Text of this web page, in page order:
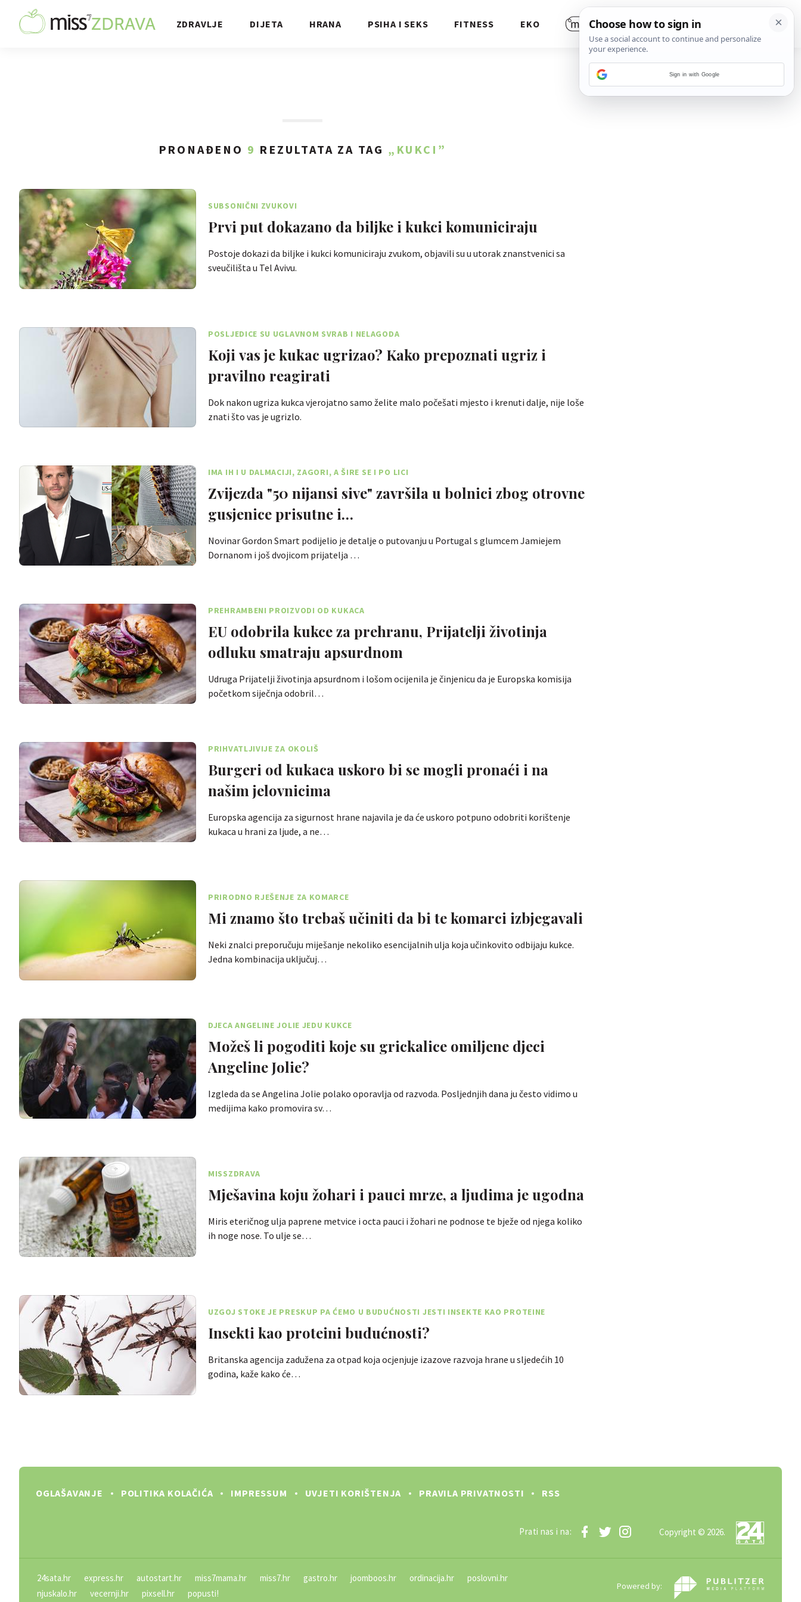
ZDRAVLJE DIJETA HRANA PSIHA I SEKS FITNESS EKO
PRONAĐENO 9 REZULTATA ZA TAG „KUKCI”
SUBSONIČNI ZVUKOVI
Prvi put dokazano da biljke i kukci komuniciraju
Postoje dokazi da biljke i kukci komuniciraju zvukom, objavili su u utorak znanstvenici sa
sveučilišta u Tel Avivu.
POSLJEDICE SU UGLAVNOM SVRAB I NELAGODA
Koji vas je kukac ugrizao? Kako prepoznati ugriz i
pravilno reagirati
Dok nakon ugriza kukca vjerojatno samo želite malo počešati mjesto i krenuti dalje, nije loše
znati što vas je ugrizlo.
IMA IH I U DALMACIJI, ZAGORI, A ŠIRE SE I PO LICI
Zvijezda "50 nijansi sive" završila u bolnici zbog otrovne
gusjenice prisutne i…
Novinar Gordon Smart podijelio je detalje o putovanju u Portugal s glumcem Jamiejem
Dornanom i još dvojicom prijatelja …
PREHRAMBENI PROIZVODI OD KUKACA
EU odobrila kukce za prehranu, Prijatelji životinja
odluku smatraju apsurdnom
Udruga Prijatelji životinja apsurdnom i lošom ocijenila je činjenicu da je Europska komisija
početkom siječnja odobril…
PRIHVATLJIVIJE ZA OKOLIŠ
Burgeri od kukaca uskoro bi se mogli pronaći i na
našim jelovnicima
Europska agencija za sigurnost hrane najavila je da će uskoro potpuno odobriti korištenje
kukaca u hrani za ljude, a ne…
PRIRODNO RJEŠENJE ZA KOMARCE
Mi znamo što trebaš učiniti da bi te komarci izbjegavali
Neki znalci preporučuju miješanje nekoliko esencijalnih ulja koja učinkovito odbijaju kukce.
Jedna kombinacija uključuj…
DJECA ANGELINE JOLIE JEDU KUKCE
Možeš li pogoditi koje su grickalice omiljene djeci
Angeline Jolie?
Izgleda da se Angelina Jolie polako oporavlja od razvoda. Posljednjih dana ju često vidimo u
medijima kako promovira sv…
MISSZDRAVA
Mješavina koju žohari i pauci mrze, a ljudima je ugodna
Miris eteričnog ulja paprene metvice i octa pauci i žohari ne podnose te bježe od njega koliko
ih noge nose. To ulje se…
UZGOJ STOKE JE PRESKUP PA ĆEMO U BUDUĆNOSTI JESTI INSEKTE KAO PROTEINE
Insekti kao proteini budućnosti?
Britanska agencija zadužena za otpad koja ocjenjuje izazove razvoja hrane u sljedećih 10
godina, kaže kako će…
OGLAŠAVANJE POLITIKA KOLAČIĆA IMPRESSUM UVJETI KORIŠTENJA PRAVILA PRIVATNOSTI RSS
Prati nas i na: Copyright © 2026.
24sata.hr express.hr autostart.hr miss7mama.hr miss7.hr gastro.hr joomboos.hr ordinacija.hr
poslovni.hr
njuskalo.hr
vecernji.hr pixsell.hr popusti!
Powered by:
Sign in with Google